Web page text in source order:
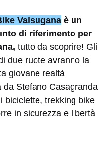
Valsugana è un
di riferimento per
tutto da scoprire! Gli
due ruote avranno la
giovane realtà
da Stefano Casagranda
biciclette, trekking bike
in sicurezza e libertà